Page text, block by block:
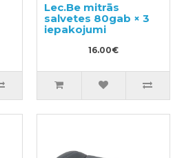
Lec.Be mitrās
salvetes 80gab × 3
iepakojumi
16.00€